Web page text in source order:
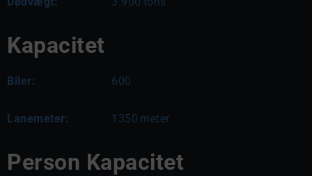
Kapacitet
Biler: 600
Lanemeter: 1350 meter
Person Kapacitet